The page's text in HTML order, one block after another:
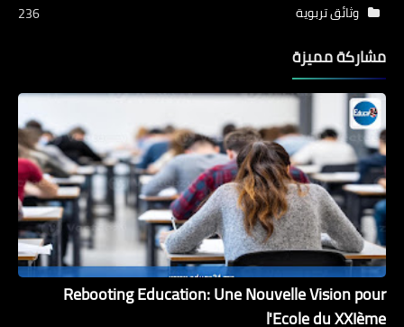
وثائق تربوية
236
مشاركة مميزة
Rebooting Education: Une Nouvelle Vision pour
l'Ecole du XXIème